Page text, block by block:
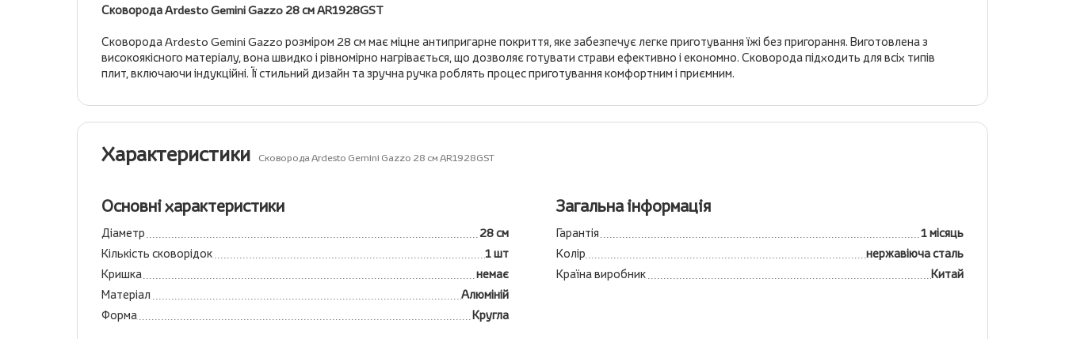
Сковорода Ardesto Gemini Gazzo 28 см AR1928GST
Сковорода Ardesto Gemini Gazzo розміром 28 см має міцне антипригарне покриття, яке забезпечує легке приготування їжі без пригорання. Виготовлена з
високоякісного матеріалу, вона швидко і рівномірно нагрівається, що дозволяє готувати страви ефективно і економно. Сковорода підходить для всіх типів
плит, включаючи індукційні. Її стильний дизайн та зручна ручка роблять процес приготування комфортним і приємним.
Характеристики Сковорода Ardesto Gemini Gazzo 28 см AR1928GST
Основні характеристики
Діаметр
28 см
Кількість сковорідок
1 шт
Кришка
немає
Матеріал
Алюміній
Форма
Кругла
Загальна інформація
Гарантія
1 місяць
Колір
нержавіюча сталь
Країна виробник
Китай